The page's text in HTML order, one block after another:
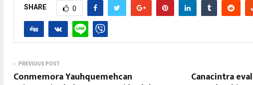
SHARE 0
PREVIOUS POST
Conmemora Yauhquemehcan Canacintra